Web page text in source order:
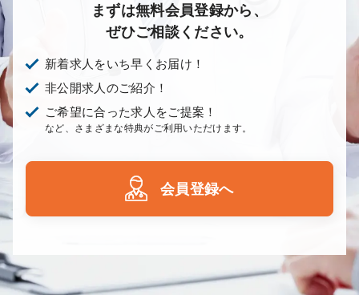
まずは無料会員登録から、
ぜひご相談ください。
新着求人をいち早くお届け！
非公開求人のご紹介！
ご希望に合った求人をご提案！
など、さまざまな特典がご利用いただけます。
会員登録へ